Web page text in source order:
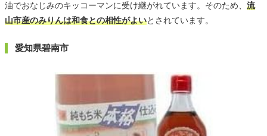
油でおなじみのキッコーマンに受け継がれています。そのため、 流
山市産のみりんは和食との相性がよいとされています。
愛知県碧南市